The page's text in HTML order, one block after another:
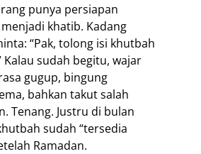
punya persiapan
khatib. Kadang
“Pak, tolong isi khutbah
Kalau sudah begitu, wajar
gugup, bingung
bahkan takut salah
Tenang. Justru di bulan
sudah “tersedia
Ramadan.